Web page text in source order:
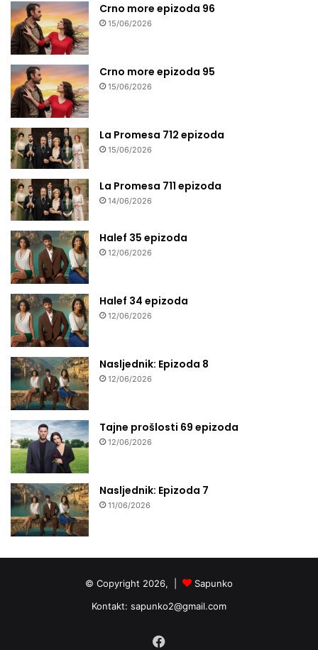
Crno more epizoda 96
15/06/2026
Crno more epizoda 95
15/06/2026
La Promesa 712 epizoda
15/06/2026
La Promesa 711 epizoda
14/06/2026
Halef 35 epizoda
12/06/2026
Halef 34 epizoda
12/06/2026
Nasljednik: Epizoda 8
12/06/2026
Tajne prošlosti 69 epizoda
12/06/2026
Nasljednik: Epizoda 7
11/06/2026
© Copyright 2026, |
Sapunko
Kontakt: sapunko2@gmail.com
Facebook